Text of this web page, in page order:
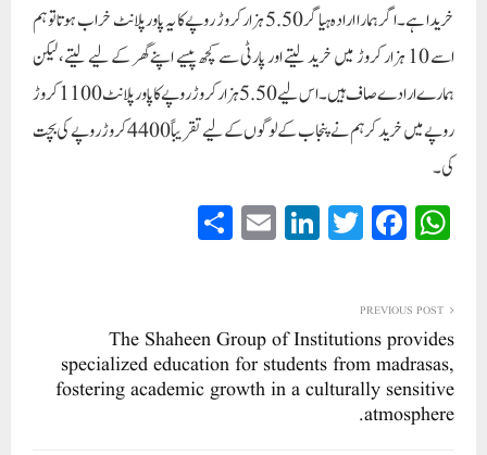
خریدا ہے۔ اگر ہمارا ارادہ ہیاگر 5.50 ہزار کروڑ روپے کا یہ پاور پلانٹ خراب ہوتا تو ہم
اسے 10 ہزار کروڑ میں خرید لیتے اور پارٹی سے کچھ پیسے اپنے گھر کے لیے لیتے، لیکن
ہمارے ارادے صاف ہیں۔ اس لیے 5.50 ہزار کروڑ روپے کا پاور پلانٹ 1100 کروڑ
روپے میں خرید کر ہم نے پنجاب کے لوگوں کے لیے تقریباً 4400 کروڑ روپے کی بچت
کی۔
W
ha
A
pp
Fa
ce
ok
T
wi
r
Li
nk
In
E
m
PREVIOUS POST
The Shaheen Group of Institutions provides
specialized education for students from madrasas,
fostering academic growth in a culturally sensitive
atmosphere.